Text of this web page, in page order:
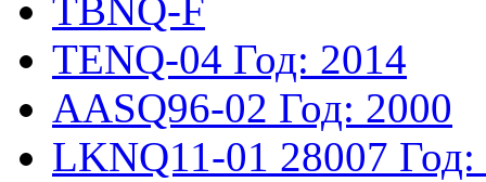
TBNQ-F
TENQ-04 Год: 2014
AASQ96-02 Год: 2000
LKNQ11-01 28007 Год: